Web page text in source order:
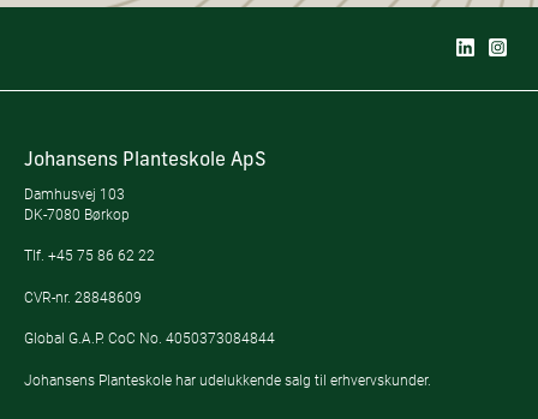
Johansens Planteskole ApS
Damhusvej 103
DK-7080 Børkop
Tlf. +45 75 86 62 22
CVR-nr. 28848609
Global G.A.P. CoC No. 4050373084844
Johansens Planteskole har udelukkende salg til erhvervskunder.